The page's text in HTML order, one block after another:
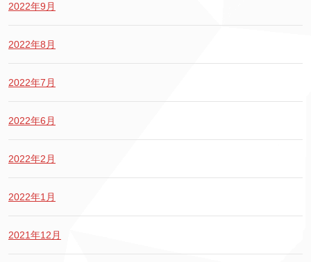
2022年9月
2022年8月
2022年7月
2022年6月
2022年2月
2022年1月
2021年12月